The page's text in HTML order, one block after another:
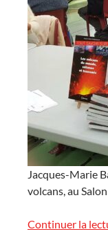
Jacques-Marie
volcans, au
Continuer la